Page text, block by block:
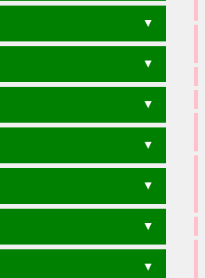
BROTE
BUTTRE TOURTET
ROTTER ROTTET ROUTER
ORTET OTTER OUTET
TOTER
TORR